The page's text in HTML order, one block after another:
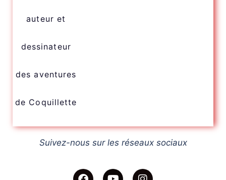
auteur et
dessinateur
des aventures
de Coquillette
Suivez-nous sur les réseaux sociaux